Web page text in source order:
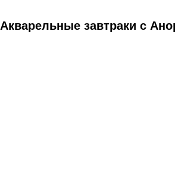
Акварельные завтраки с